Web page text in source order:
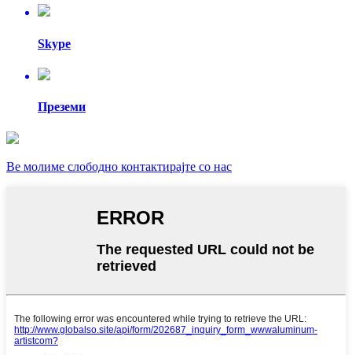
Skype
Преземи
Ве молиме слободно контактирајте со нас